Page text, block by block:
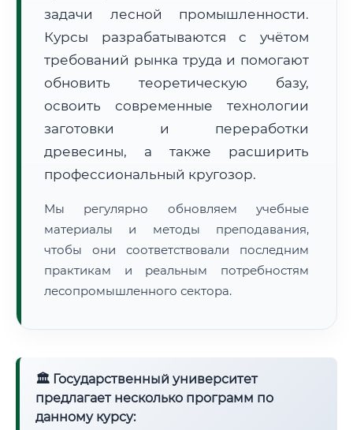
Расчет логистики оригиналов:
• Экспресс-доставка СДЭК / Почтой:
5–7 рабочих дней
📜 Документы и аккредитация
задачи лесной промышленности.
Курсы разрабатываются с учётом
требований рынка труда и помогают
обновить теоретическую базу,
освоить современные технологии
заготовки и переработки
древесины, а также расширить
профессиональный кругозор.
Мы регулярно обновляем учебные
материалы и методы преподавания,
чтобы они соответствовали последним
практикам и реальным потребностям
лесопромышленного сектора.
🏛 Государственный университет
предлагает несколько программ по
данному курсу: